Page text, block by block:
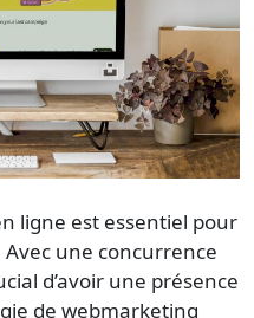
ligne est essentiel pour
une concurrence
d’avoir une présence
de webmarketing